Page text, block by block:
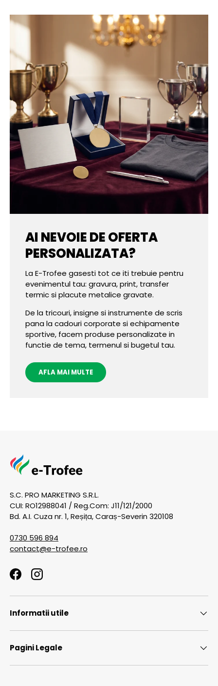
AI NEVOIE DE OFERTA
PERSONALIZATA?
La E-Trofee gasesti tot ce iti trebuie pentru
evenimentul tau: gravura, print, transfer
termic si placute metalice gravate.
De la tricouri, insigne si instrumente de scris
pana la cadouri corporate si echipamente
sportive, facem produse personalizate in
functie de tema, termenul si bugetul tau.
AFLA MAI MULTE
S.C. PRO MARKETING S.R.L.
CUI: RO12988041 / Reg.Com: J11/121/2000
Bd. A.I. Cuza nr. 1, Reșița, Caraș-Severin 320108
0730 596 894
contact@e-trofee.ro
FacebookInstagram
Informatii utile
Pagini Legale